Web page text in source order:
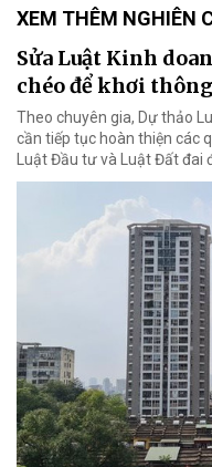
XEM THÊM NGHIÊN
Sửa Luật Kinh
chéo để khơi
Theo chuyên gia, Dự thảo
cần tiếp tục hoàn thiện các
Luật Đầu tư và Luật Đất đai